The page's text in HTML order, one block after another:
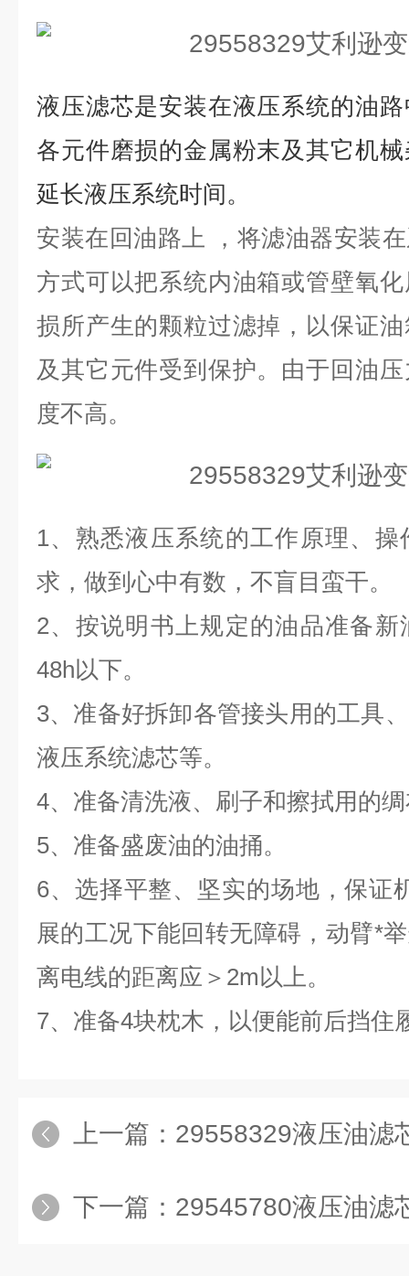
液压滤芯是安装在液压系统的油
各元件磨损的金属粉末及其它机
延长液压系统时间。
安装在回油路上 ，将滤油器安装
方式可以把系统内油箱或管壁氧
损所产生的颗粒过滤掉，以保证
及其它元件受到保护。由于回油
度不高。
1、熟悉液压系统的工作原理、
求，做到心中有数，不盲目蛮干。
2、按说明书上规定的油品准备
48h以下。
3、准备好拆卸各管接头用的工具
液压系统滤芯等。
4、准备清洗液、刷子和擦拭用的
5、准备盛废油的油捅。
6、选择平整、坚实的场地，保证
展的工况下能回转无障碍，动臂*
离电线的距离应＞2m以上。
7、准备4块枕木，以便能前后挡住
上一篇： 29558329液压油滤
下一篇： 29545780液压油滤